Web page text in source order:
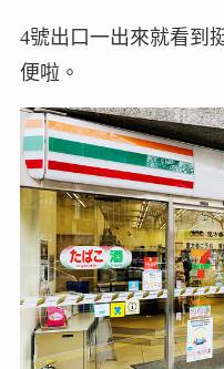
4號出口一出來就看到
便啦。